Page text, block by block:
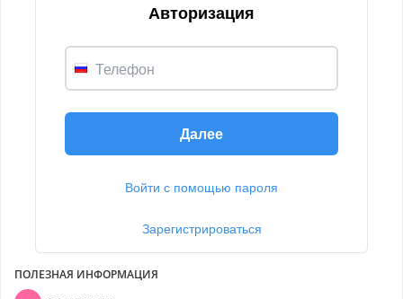
Авторизация
Телефон
Далее
Войти с помощью пароля
Зарегистрироваться
ПОЛЕЗНАЯ ИНФОРМАЦИЯ